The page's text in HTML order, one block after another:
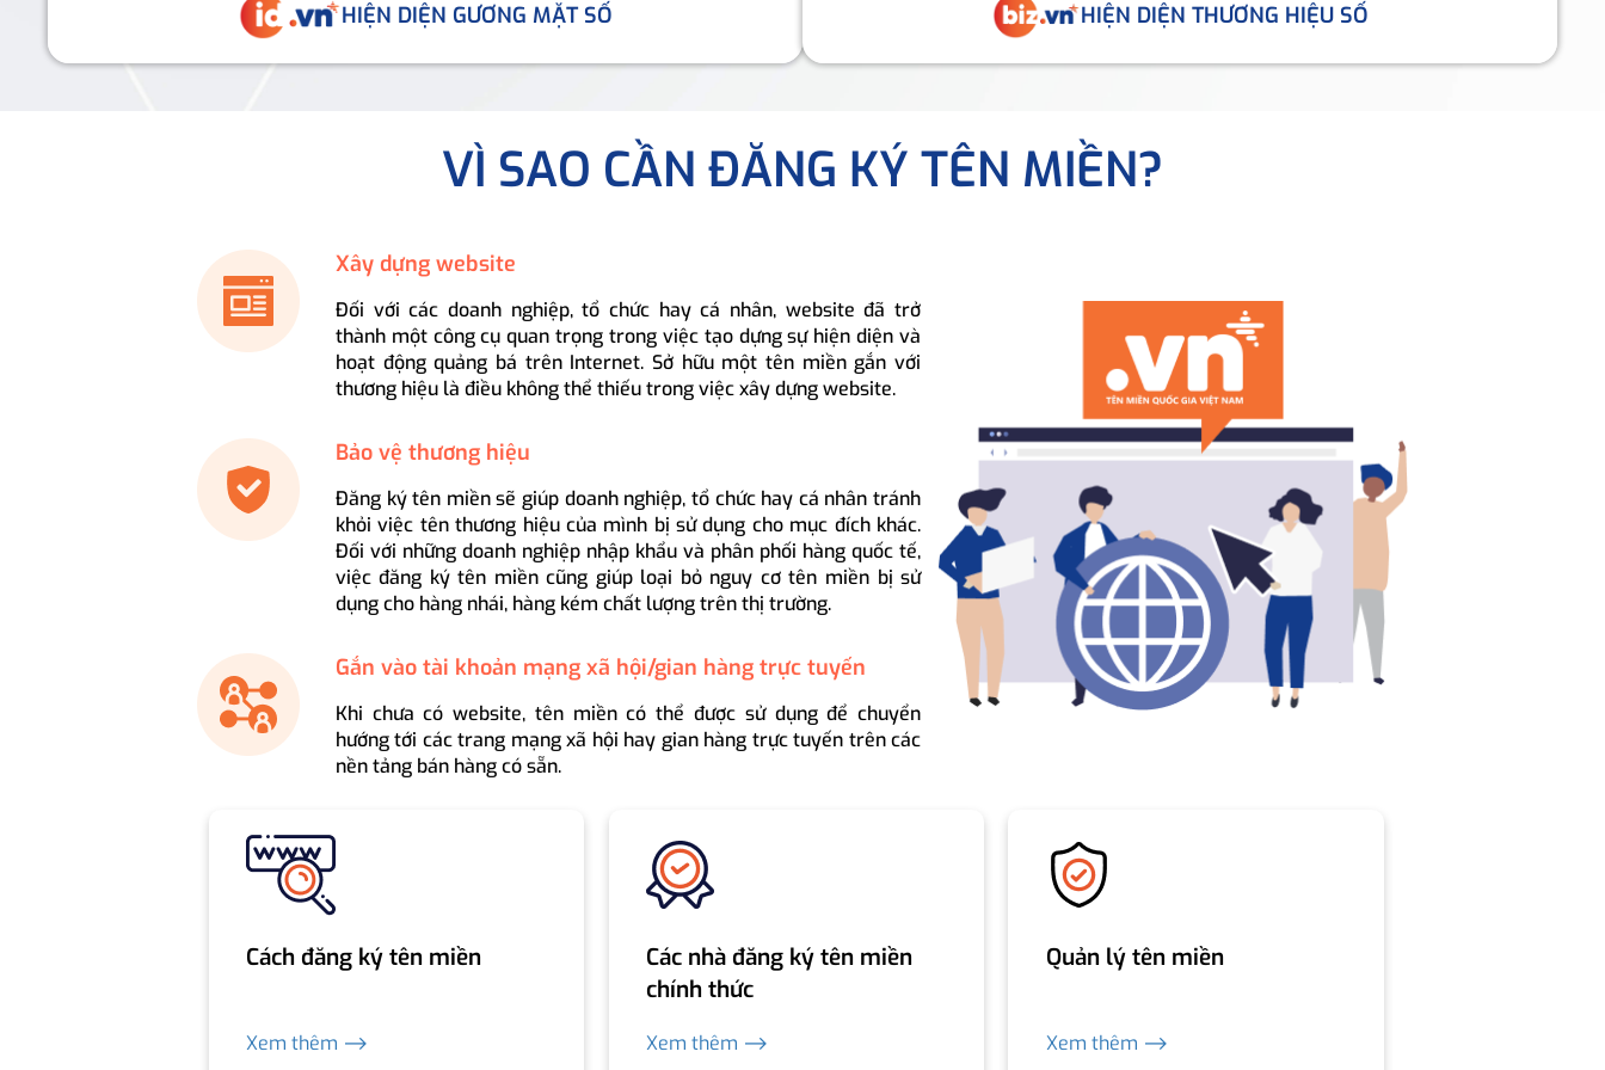
HIỆN DIỆN GƯƠNG MẶT SỐ HIỆN DIỆN THƯƠNG HIỆU SỐ
VÌ SAO CẦN ĐĂNG KÝ TÊN MIỀN?
Xây dựng website
Đối với các doanh nghiệp, tổ chức hay cá nhân, website đã trở
thành một công cụ quan trọng trong việc tạo dựng sự hiện diện và
hoạt động quảng bá trên Internet. Sở hữu một tên miền gắn với
thương hiệu là điều không thể thiếu trong việc xây dựng website.
Bảo vệ thương hiệu
Đăng ký tên miền sẽ giúp doanh nghiệp, tổ chức hay cá nhân tránh
khỏi việc tên thương hiệu của mình bị sử dụng cho mục đích khác.
Đối với những doanh nghiệp nhập khẩu và phân phối hàng quốc tế,
việc đăng ký tên miền cũng giúp loại bỏ nguy cơ tên miền bị sử
dụng cho hàng nhái, hàng kém chất lượng trên thị trường.
Gắn vào tài khoản mạng xã hội/gian hàng trực tuyến
Khi chưa có website, tên miền có thể được sử dụng để chuyển
hướng tới các trang mạng xã hội hay gian hàng trực tuyến trên các
nền tảng bán hàng có sẵn.
Cách đăng ký tên miền
Xem thêm ⟶
Các nhà đăng ký tên miền
chính thức
Xem thêm ⟶
Quản lý tên miền
Xem thêm ⟶